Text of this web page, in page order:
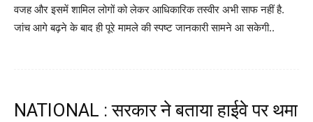
वजह और इसमें शामिल लोगों को लेकर आधिकारिक तस्वीर अभी साफ नहीं है.
जांच आगे बढ़ने के बाद ही पूरे मामले की स्पष्ट जानकारी सामने आ सकेगी..
NATIONAL : सरकार ने बताया हाईवे पर थमा